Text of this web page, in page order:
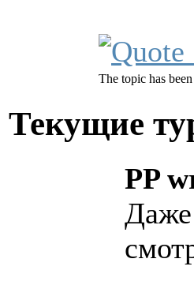
The topic has
Текущие
PP
Даже